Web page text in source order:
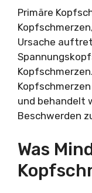
Primäre
Ursache
und behandelt
Beschwerden
Was